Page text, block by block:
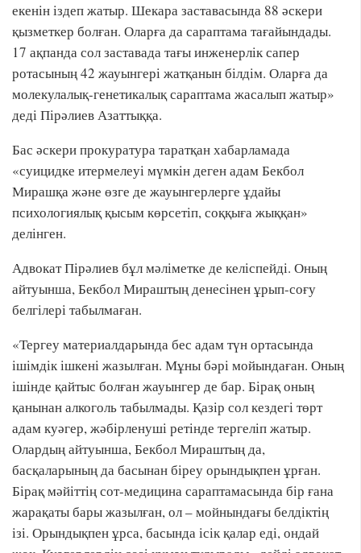
екенін іздеп жатыр. Шекара заставасында 88 әскери
қызметкер болған. Оларға да сараптама тағайындады.
17 ақпанда сол заставада тағы инженерлік сапер
ротасының 42 жауынгері жатқанын білдім. Оларға да
молекулалық-генетикалық сараптама жасалып жатыр»
деді Пірәлиев Азаттыққа.
Бас әскери прокуратура таратқан хабарламада
«суицидке итермелеуі мүмкін деген адам Бекбол
Мирашқа және өзге де жауынгерлерге ұдайы
психологиялық қысым көрсетіп, соққыға жыққан»
делінген.
Адвокат Пірәлиев бұл мәліметке де келіспейді. Оның
айтуынша, Бекбол Мираштың денесінен ұрып-соғу
белгілері табылмаған.
«Тергеу материалдарында бес адам түн ортасында
ішімдік ішкені жазылған. Мұны бәрі мойындаған. Оның
ішінде қайтыс болған жауынгер де бар. Бірақ оның
қанынан алкоголь табылмады. Қазір сол кездегі төрт
адам куәгер, жәбірленуші ретінде тергеліп жатыр.
Олардың айтуынша, Бекбол Мираштың да,
басқаларының да басынан біреу орындықпен ұрған.
Бірақ мәйіттің сот-медицина сараптамасында бір ғана
жарақаты бары жазылған, ол – мойнындағы белдіктің
ізі. Орындықпен ұрса, басында ісік қалар еді, ондай